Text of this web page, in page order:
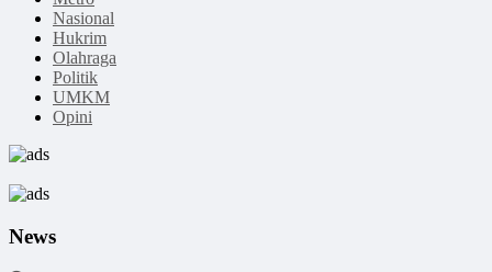
Nasional
Hukrim
Olahraga
Politik
UMKM
Opini
News